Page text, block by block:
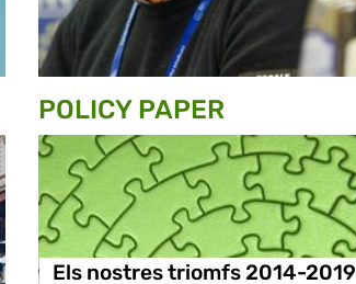
POLICY PAPER
Els nostres triomfs 2014-2019